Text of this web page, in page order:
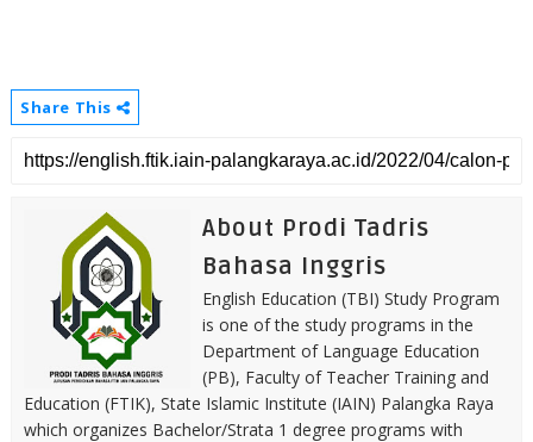
Share This
About Prodi Tadris
Bahasa Inggris
English Education (TBI) Study Program
is one of the study programs in the
Department of Language Education
(PB), Faculty of Teacher Training and
Education (FTIK), State Islamic Institute (IAIN) Palangka Raya
which organizes Bachelor/Strata 1 degree programs with